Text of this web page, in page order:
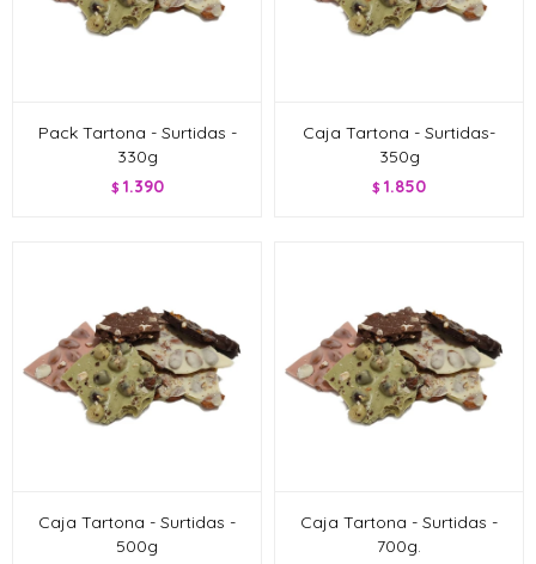
Pack Tartona - Surtidas -
330g
$ 1.390
Caja Tartona - Surtidas-
350g
$ 1.850
Caja Tartona - Surtidas -
500g
Caja Tartona - Surtidas -
700g.